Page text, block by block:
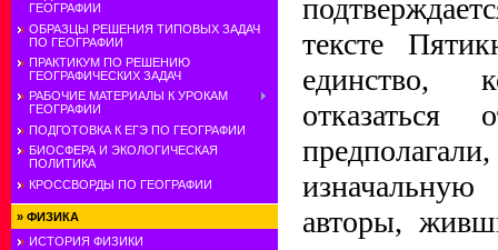
ГЕОГРАФИИ
ОБРАЗЦЫ РЕШЕНИЯ ТИПОВЫХ ЗАДАЧ
ПО ГЕОГРАФИИ
ПРАКТИКУМ ПО РЕШЕНИЮ
ГЕОГРАФИЧЕСКИХ ЗАДАЧ
РАБОЧИЕ МАТЕРИАЛЫ К УРОКАМ
ГЕОГРАФИИ
ПОДГОТОВКА К ЕГЭ ПО ГЕОГРАФИИ
БИОСФЕРА И ЭКОЛОГИЧЕСКАЯ
ПОЛИТИКА
КРОССВОРДЫ ПО ГЕОГРАФИИ
» ФИЗИКА
ИСТОРИЯ ФИЗИКИ
тексте
единство,
авторы,